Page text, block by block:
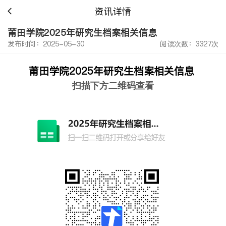
资讯详情
莆田学院2025年研究生档案相关信息
发布时间：2025-05-30 阅读次数：3327次
莆田学院2025年研究生档案相关信息
扫描下方二维码查看